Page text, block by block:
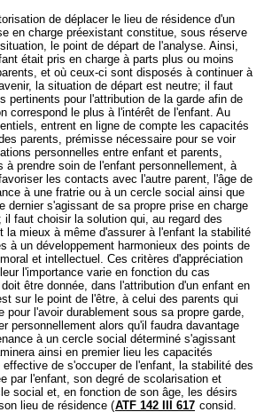
de déplacer le lieu de résidence d'un
en charge préexistant constitue, sous réserve
le point de départ de l'analyse. Ainsi,
était pris en charge à parts plus ou moins
et où ceux-ci sont disposés à continuer à
la situation de départ est neutre; il faut
pertinents pour l'attribution de la garde afin de
correspond le plus à l'intérêt de l'enfant. Au
entrent en ligne de compte les capacités
parents, prémisse nécessaire pour se voir
personnelles entre enfant et parents,
à prendre soin de l'enfant personnellement, à
les contacts avec l'autre parent, l'âge de
à une fratrie ou à un cercle social ainsi que
dernier s'agissant de sa propre prise en charge
faut choisir la solution qui, au regard des
la mieux à même d'assurer à l'enfant la stabilité
à un développement harmonieux des points de
et intellectuel. Ces critères d'appréciation
l'importance varie en fonction du cas
être donnée, dans l'attribution d'un enfant en
sur le point de l'être, à celui des parents qui
pour l'avoir durablement sous sa propre garde,
personnellement alors qu'il faudra davantage
à un cercle social déterminé s'agissant
ainsi en premier lieu les capacités
de s'occuper de l'enfant, la stabilité des
par l'enfant, son degré de scolarisation et
social et, en fonction de son âge, les désirs
lieu de résidence (ATF 142 III 617 consid.